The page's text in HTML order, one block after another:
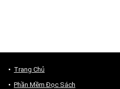
Trang Chủ
Phần Mềm Đọc Sách